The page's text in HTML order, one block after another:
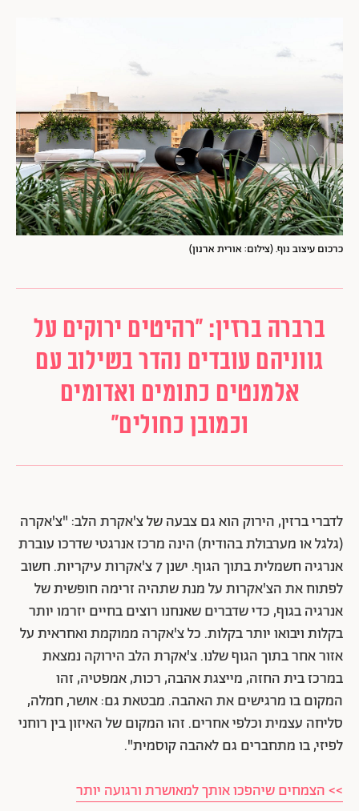
כרכום עיצוב נוף. (צילום: אורית ארנון)
ברברה ברזין: "רהיטים ירוקים על
גווניהם עובדים נהדר בשילוב עם
אלמנטים כתומים ואדומים
וכמובן כחולים"
לדברי ברזין, הירוק הוא גם צבעה של צ'אקרת הלב: "צ'אקרה
(גלגל או מערבולת בהודית) הינה מרכז אנרגטי שדרכו עוברת
אנרגיה חשמלית בתוך הגוף. ישנן 7 צ'אקרות עיקריות. חשוב
לפתוח את הצ'אקרות על מנת שתהיה זרימה חופשית של
אנרגיה בגוף, כדי שדברים שאנחנו רוצים בחיים יזרמו יותר
בקלות ויבואו יותר בקלות. כל צ'אקרה ממוקמת ואחראית על
אזור אחר בתוך הגוף שלנו. צ'אקרת הלב הירוקה נמצאת
במרכז בית החזה, מייצגת אהבה, רכות, אמפטיה, זהו
המקום בו מרגישים את האהבה. מבטאת גם: אושר, חמלה,
סליחה עצמית וכלפי אחרים. זהו המקום של האיזון בין רוחני
לפיזי, בו מתחברים גם לאהבה קוסמית".
>> הצמחים שיהפכו אותך למאושרת ורגועה יותר